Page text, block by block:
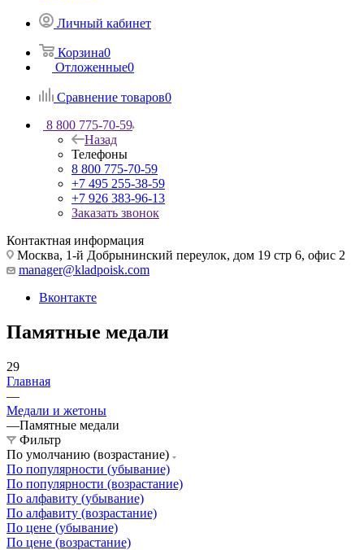
Личный кабинет
Корзина0
Отложенные0
Сравнение товаров0
8 800 775-70-59
Назад
Телефоны
8 800 775-70-59
+7 495 255-38-59
+7 926 383-96-13
Заказать звонок
Контактная информация
Москва, 1-й Добрынинский переулок, дом 19 стр 6, офис 2
manager@kladpoisk.com
Вконтакте
Памятные медали
29
Главная
—
Медали и жетоны
—Памятные медали
Фильтр
По умолчанию (возрастание)
По популярности (убывание)
По популярности (возрастание)
По алфавиту (убывание)
По алфавиту (возрастание)
По цене (убывание)
По цене (возрастание)